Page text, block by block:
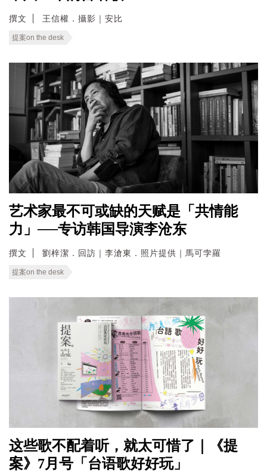
撰文 王信權．攝影｜安比
提案on the desk
艺术家最不可或缺的天赋是「共情能
力」──专访韩国导演李沧东
撰文 劉梓潔．回訪｜李滄東．照片提供｜馬可孛羅
提案on the desk
这些歌不配着听，就太可惜了｜《提
案》7月号「台语歌好好玩」